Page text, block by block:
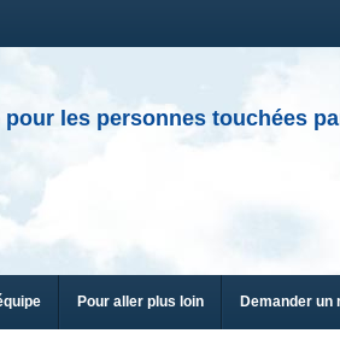
les personnes touchées
Pour aller plus loin Demander un